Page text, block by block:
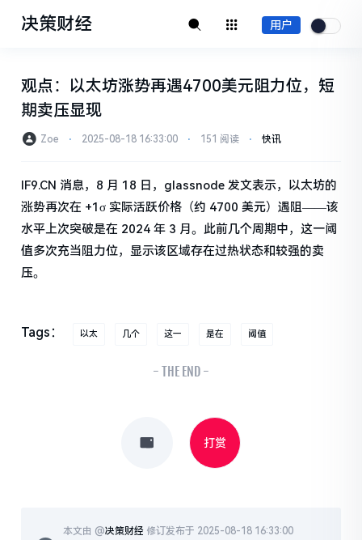
决策财经 用户
观点：以太坊涨势再遇4700美元阻力位，短
期卖压显现
Zoe ⋅ 2025-08-18 16:33:00 ⋅ 151 阅读 ⋅ 快讯
IF9.CN 消息，8 月 18 日，glassnode 发文表示，以太坊的
涨势再次在 +1σ 实际活跃价格（约 4700 美元）遇阻——该
水平上次突破是在 2024 年 3 月。此前几个周期中，这一阈
值多次充当阻力位，显示该区域存在过热状态和较强的卖
压。
Tags： 以太 几个 这一 是在 阈值
- THE END -
打赏
本文由 @决策财经 修订发布于 2025-08-18 16:33:00